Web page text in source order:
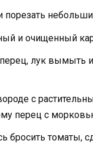
и очищенный
лук вымыть
с
перец с
бросить томаты,